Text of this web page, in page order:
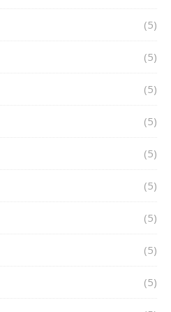
(5)
(5)
(5)
(5)
(5)
(5)
(5)
(5)
(5)